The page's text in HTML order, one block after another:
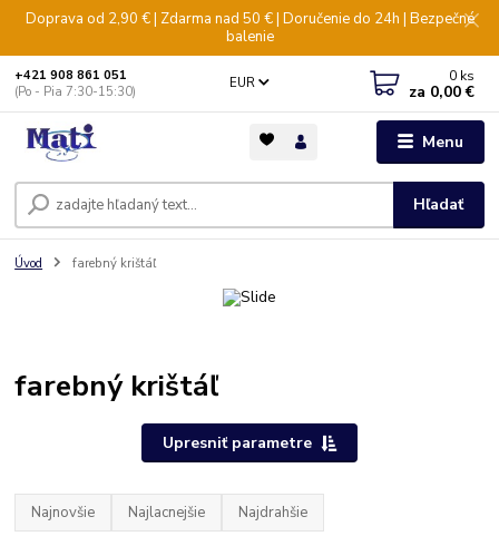
Doprava od 2,90 € | Zdarma nad 50 € | Doručenie do 24h | Bezpečné
balenie
Menu
EUR
Hľadať
+421 908 861 051
(Po - Pia 7:30-15:30)
0 ks
za 0,00 €
Úvod farebný krištáľ
farebný krištáľ
Upresniť parametre
Najnovšie Najlacnejšie Najdrahšie